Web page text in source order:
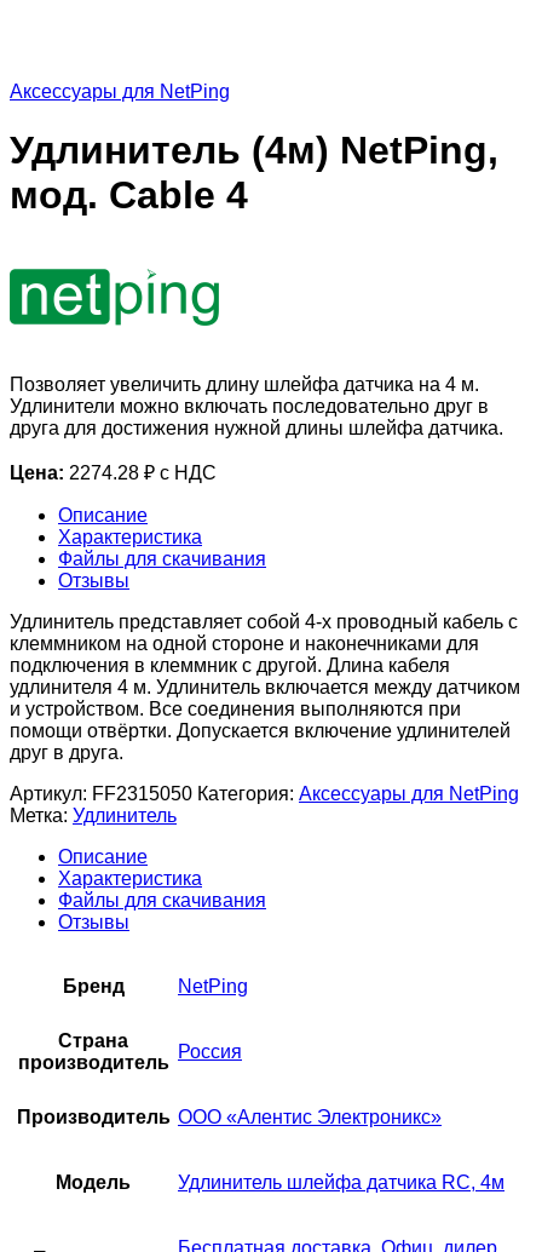
Аксессуары для NetPing
Удлинитель (4м) NetPing,
мод. Cable 4
Позволяет увеличить длину шлейфа датчика на 4 м.
Удлинители можно включать последовательно друг в
друга для достижения нужной длины шлейфа датчика.
Цена: 2274.28 ₽ с НДС
Описание
Характеристика
Файлы для скачивания
Отзывы
Удлинитель представляет собой 4-х проводный кабель с
клеммником на одной стороне и наконечниками для
подключения в клеммник с другой. Длина кабеля
удлинителя 4 м. Удлинитель включается между датчиком
и устройством. Все соединения выполняются при
помощи отвёртки. Допускается включение удлинителей
друг в друга.
Артикул: FF2315050 Категория: Аксессуары для NetPing
Метка: Удлинитель
Описание
Характеристика
Файлы для скачивания
Отзывы
Бренд NetPing
Страна
производитель
Россия
Производитель ООО «Алентис Электроникс»
Модель Удлинитель шлейфа датчика RC, 4м
Бесплатная доставка Офиц. дилер